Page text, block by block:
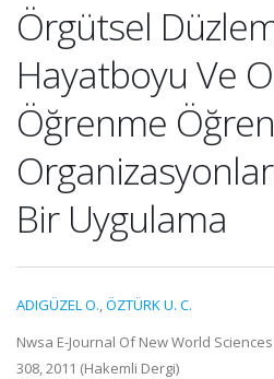
Örgütsel
Hayatboyu Ve
Öğrenme
Bir Uygulama
ADIGÜZEL O.,ÖZTÜRK U. C.
Nwsa E-Journal Of New World
308, 2011 (Hakemli Dergi)